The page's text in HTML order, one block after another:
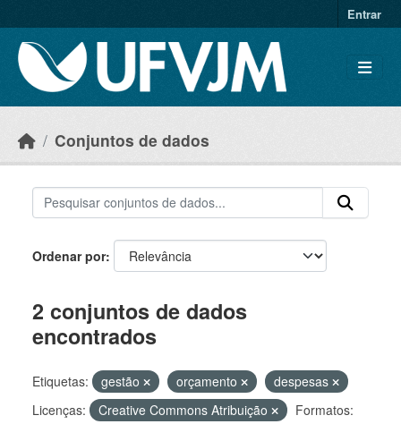
Entrar
Conjuntos de dados
Ordenar por
2 conjuntos de dados
encontrados
Etiquetas: gestão orçamento
despesas
Licenças:
Creative Commons Atribuição
Formatos: